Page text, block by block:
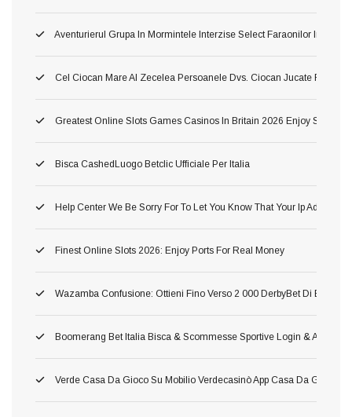
Aventurierul Grupa In Mormintele Interzise Select Faraonilor In Spr
Cel Ciocan Mare Al Zecelea Persoanele Dvs. Ciocan Jucate Rămas
Greatest Online Slots Games Casinos In Britain 2026 Enjoy Step
Bisca CashedLuogo Betclic Ufficiale Per Italia
Help Center We Be Sorry For To Let You Know That Your Ip Address
Finest Online Slots 2026: Enjoy Ports For Real Money
Wazamba Confusione: Ottieni Fino Verso 2 000 DerbyBet Di Bonus,
Boomerang Bet Italia Bisca & Scommesse Sportive Login & App
Verde Casa Da Gioco Su Mobilio Verdecasinò App Casa Da Gioco